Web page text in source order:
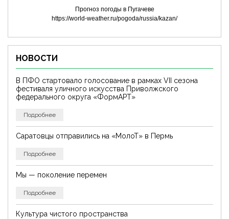
Прогноз погоды в Пугачеве
https://world-weather.ru/pogoda/russia/kazan/
НОВОСТИ
В ПФО стартовало голосование в рамках VII сезона
фестиваля уличного искусства Приволжского
федерального округа «ФормАРТ»
Подробнее
Саратовцы отправились на «МолоТ» в Пермь
Подробнее
Мы — поколение перемен
Подробнее
Культура чистого пространства